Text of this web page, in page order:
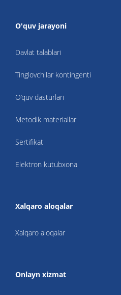
O'quv jarayoni
Davlat talablari
Tinglovchilar kontingenti
O‘quv dasturlari
Metodik materiallar
Sertifikat
Elektron kutubxona
Xalqaro aloqalar
Xalqaro aloqalar
Onlayn xizmat